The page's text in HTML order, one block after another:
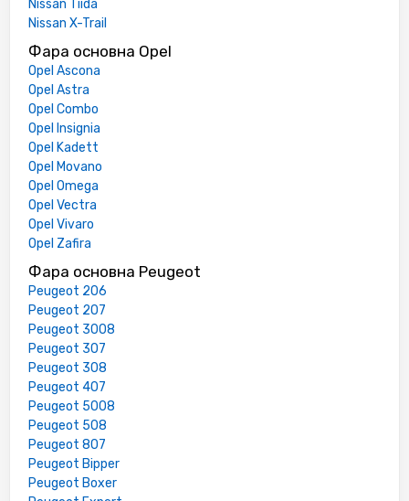
Nissan Tiida
Nissan X-Trail
Фара основна Opel
Opel Ascona
Opel Astra
Opel Combo
Opel Insignia
Opel Kadett
Opel Movano
Opel Omega
Opel Vectra
Opel Vivaro
Opel Zafira
Фара основна Peugeot
Peugeot 206
Peugeot 207
Peugeot 3008
Peugeot 307
Peugeot 308
Peugeot 407
Peugeot 5008
Peugeot 508
Peugeot 807
Peugeot Bipper
Peugeot Boxer